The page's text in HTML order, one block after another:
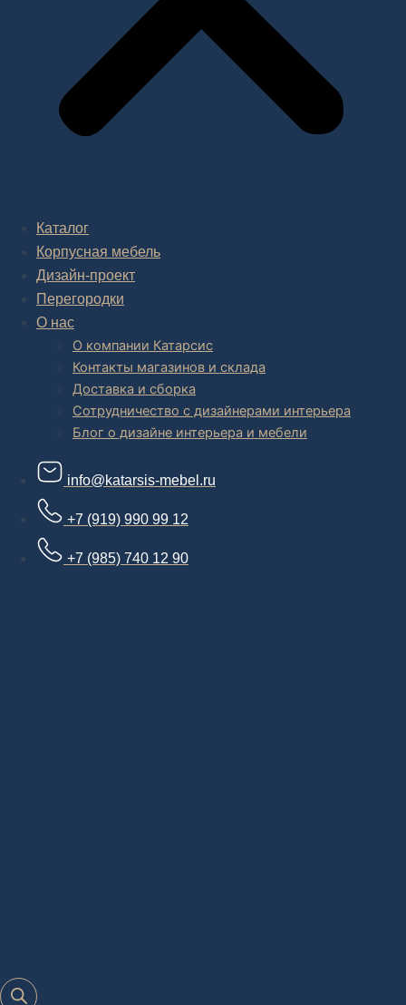
Каталог
Корпусная мебель
Дизайн-проект
Перегородки
О нас
О компании Катарсис
Контакты магазинов и склада
Доставка и сборка
Сотрудничество с дизайнерами интерьера
Блог о дизайне интерьера и мебели
info@katarsis-mebel.ru
+7 (919) 990 99 12
+7 (985) 740 12 90
дизайн проекта интерьера,
В салоне мебелииинтернет магазине дизайнерской мебели
есть и готовые товары, которые можем доставить уже сегодня, и
корпусная мебель на заказ, включая кухни.